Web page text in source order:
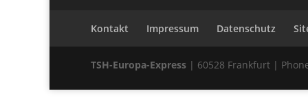
Kontakt Impressum Datenschutz
TSH-Europa-Express | 60528 Frankfurt |